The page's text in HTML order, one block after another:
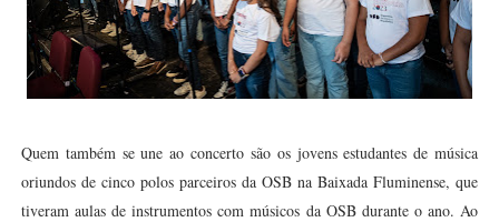
Quem também se une ao concerto são os jovens estudantes de música
oriundos de cinco polos parceiros da OSB na Baixada Fluminense, que
tiveram aulas de instrumentos com músicos da OSB durante o ano. Ao